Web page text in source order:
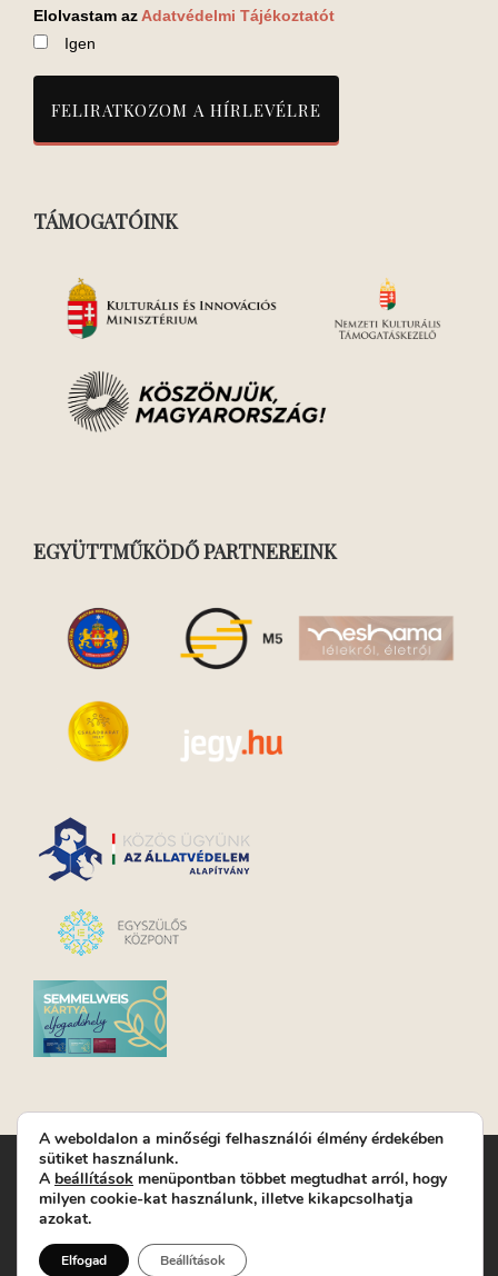
Elolvastam az Adatvédelmi Tájékoztatót
Igen
TÁMOGATÓINK
EGYÜTTMŰKÖDŐ PARTNEREINK
Turay Ida Színház Közhasznú Nonprofit Kft. | Működési
helyszín: Turay Ida Színház 1089 Budapest, Kálvária tér 6. |
Levelezési cím: 1089 Budapest, Kálvária tér 14. | Titkárság:
Jegyrendelés: +36-70/607-2620
A weboldalon a minőségi felhasználói élmény érdekében
sütiket használunk.
A beállítások menüpontban többet megtudhat arról, hogy
milyen cookie-kat használunk, illetve kikapcsolhatja
azokat.
Elfogad Beállítások